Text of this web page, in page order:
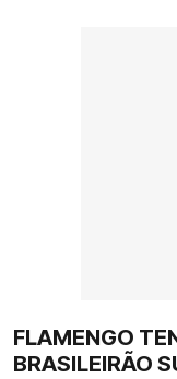
FLAMENGO
BRASILEIRÃO